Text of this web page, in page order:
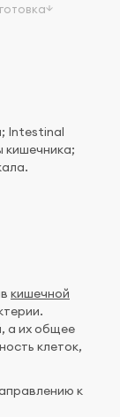
Intestinal
кишечной
а их общее
клеток,
к